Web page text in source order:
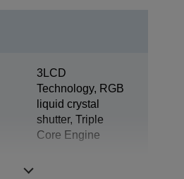
3LCD
Technology, RGB
liquid crystal
shutter, Triple
Core Engine